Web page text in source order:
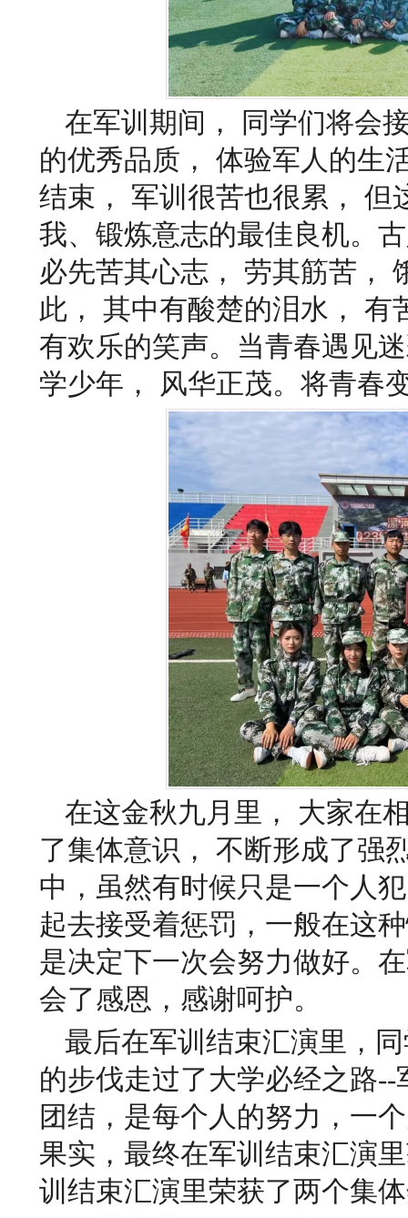
在军训期间， 同学们将会
的优秀品质， 体验军人的生
结束， 军训很苦也很累， 但
我、锻炼意志的最佳良机。
必先苦其心志， 劳其筋苦，
此， 其中有酸楚的泪水， 有
有欢乐的笑声。当青春遇见
学少年， 风华正茂。将青春
在这金秋九月里， 大家在
了集体意识， 不断形成了强
中，虽然有时候只是一个人
起去接受着惩罚，一般在这
是决定下一次会努力做好。
会了感恩，感谢呵护。
最后在军训结束汇演里，
的步伐走过了大学必经之路
团结，是每个人的努力，一
果实，最终在军训结束汇演
训结束汇演里荣获了两个集